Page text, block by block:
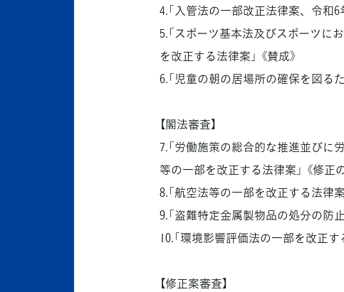
4.「入管法の一部改正法律案、令和
5.「スポーツ基本法及びスポーツに
を改正する法律案」 《賛成》
6.「児童の朝の居場所の確保を図る
【閣法審査】
7.「労働施策の総合的な推進並び
等の一部を改正する法律案」 《修正
8.「航空法等の一部を改正する法律案
9.「盗難特定金属製物品の処分の防
10.「環境影響評価法の一部を改正す
【修正案審査】